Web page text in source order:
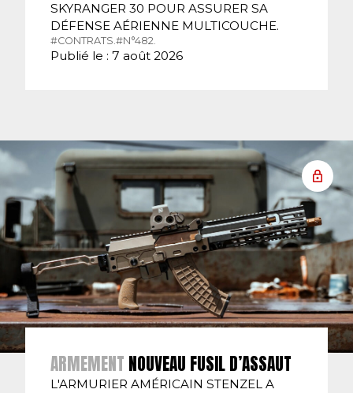
SKYRANGER 30 POUR ASSURER SA
DÉFENSE AÉRIENNE MULTICOUCHE.
#CONTRATS.#N°482.
Publié le : 7 août 2026
ARMEMENT NOUVEAU FUSIL D’ASSAUT
L'ARMURIER AMÉRICAIN STENZEL A